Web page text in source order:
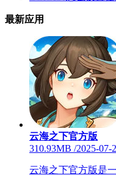
最新应用
云海之下官方版
310.93MB /2025-07-
云海之下官方版是